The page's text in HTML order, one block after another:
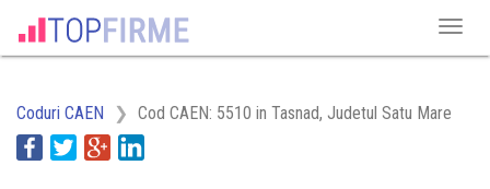
Coduri CAEN Cod CAEN: 5510 in Tasnad, Judetul Satu Mare